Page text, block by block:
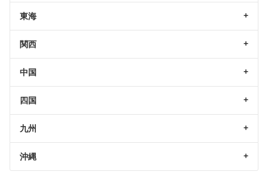
東海
関西
中国
四国
九州
沖縄